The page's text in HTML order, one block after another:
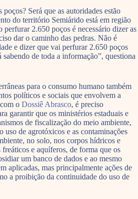
Será que as autoridades estão
do território Semiárido está em região
perfurar 2.650 poços é necessário dizer as
dar o caminho das pedras. Não é
e dizer que vai perfurar 2.650 poços
sabendo de toda a informação”, questiona
para o consumo humano também
políticos e sociais que envolvem a
o Dossiê Abrasco, é preciso
garantir que os ministérios estaduais e
de fiscalização do meio ambiente,
de agrotóxicos e as contaminações
no solo, nos corpos hídricos e
e aquíferos, de forma que os
um banco de dados e ao mesmo
aplicadas, mas principalmente ações de
a proibição da continuidade do uso de